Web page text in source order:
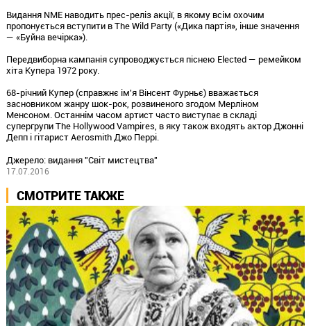
Видання NME наводить прес-реліз акції, в якому всім охочим
пропонується вступити в The Wild Party («Дика партія», інше значення
— «Буйна вечірка»).
Передвиборна кампанія супроводжується піснею Elected — ремейком
хіта Купера 1972 року.
68-річний Купер (справжнє ім'я Вінсент Фурньє) вважається
засновником жанру шок-рок, розвиненого згодом Мерліном
Менсоном. Останнім часом артист часто виступає в складі
супергрупи The Hollywood Vampires, в яку також входять актор Джонні
Депп і гітарист Aerosmith Джо Перрі.
Джерело: видання "Світ мистецтва"
17.07.2016
СМОТРИТЕ ТАКЖЕ